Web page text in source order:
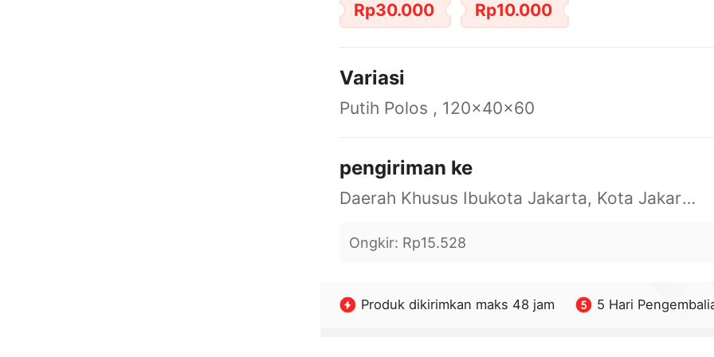
Rp30.000 Rp10.000
Variasi
Putih Polos , 120x40x60
pengiriman ke
Daerah Khusus Ibukota Jakarta, Kota Jakarta Barat, Cengkareng, yy
Ongkir: Rp15.528
Produk dikirimkan maks 48 jam 5 Hari